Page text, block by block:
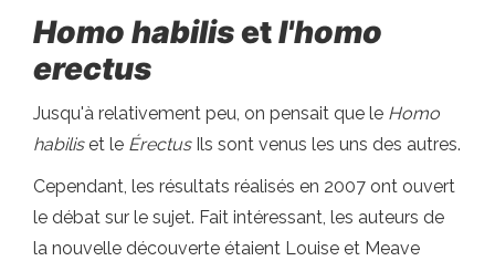
Homo habilisetl'homo
erectus
Jusqu'à relativement peu, on pensait que le Homo
habiliset le ÉrectusIls sont venus les uns des autres.
Cependant, les résultats réalisés en 2007 ont ouvert
le débat sur le sujet. Fait intéressant, les auteurs de
la nouvelle découverte étaient Louise et Meave